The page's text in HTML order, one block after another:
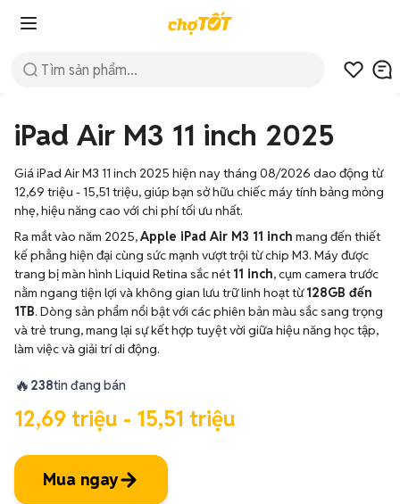
iPad Air M3 11 inch 2025
Giá iPad Air M3 11 inch 2025 hiện nay tháng 08/2026 dao động từ
12,69 triệu - 15,51 triệu, giúp bạn sở hữu chiếc máy tính bảng mỏng
nhẹ, hiệu năng cao với chi phí tối ưu nhất.
Ra mắt vào năm 2025,Apple iPad Air M3 11 inch mang đến thiết
kế phẳng hiện đại cùng sức mạnh vượt trội từ chip M3. Máy được
trang bị màn hình Liquid Retina sắc nét 11 inch, cụm camera trước
nằm ngang tiện lợi và không gian lưu trữ linh hoạt từ128GB đến
1TB. Dòng sản phẩm nổi bật với các phiên bản màu sắc sang trọng
và trẻ trung, mang lại sự kết hợp tuyệt vời giữa hiệu năng học tập,
làm việc và giải trí di động.
🔥 238tin đang bán
12,69 triệu - 15,51 triệu
Mua ngay